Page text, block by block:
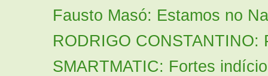
Fausto Masó: Estamos no
RODRIGO
SMARTMATIC: Fortes